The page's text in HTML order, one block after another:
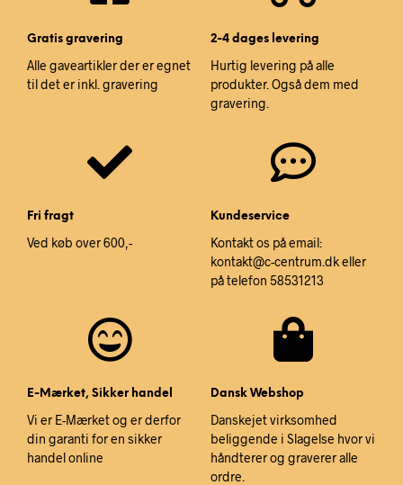
Gratis gravering
Alle gaveartikler der er egnet
til det er inkl. gravering
2-4 dages levering
Hurtig levering på alle
produkter. Også dem med
gravering.
Fri fragt
Ved køb over 600,-
Kundeservice
Kontakt os på email:
kontakt@c-centrum.dk eller
på telefon 58531213
E-Mærket, Sikker handel
Vi er E-Mærket og er derfor
din garanti for en sikker
handel online
Dansk Webshop
Danskejet virksomhed
beliggende i Slagelse hvor vi
håndterer og graverer alle
ordre.